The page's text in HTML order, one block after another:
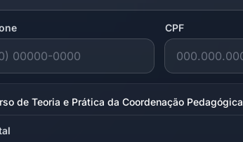
CPF
de Teoria e Prática da Coordenação Pedagógica